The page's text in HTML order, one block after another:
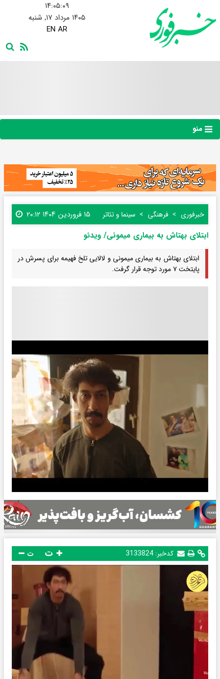
۱۴:۰۵:۱۰
۱۴۰۵ مرداد ۱۷, شنبه
EN AR
منو
خبرفوری فرهنگی سینما و تئاتر ۱۵ فروردین ۱۴۰۴ ۲۰:۱۲
ابتلای بهتاش به بیماری میمونی/ ویدئو
ابتلای بهتاش به بیماری میمونی و لالایی تلخ فهیمه برای پسرش در
پایتخت ۷ مورد توجه قرار گرفت.
کدخبر: 3133824 ت